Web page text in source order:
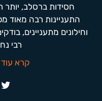
חסידות ברסלב,
התעניינות רבה מאוד
וחילונים מתעניינים,
רבי
קרא